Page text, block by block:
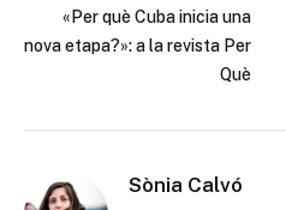
«Per què Cuba inicia una
nova etapa?»: a la revista Per
Què
Sònia Calvó